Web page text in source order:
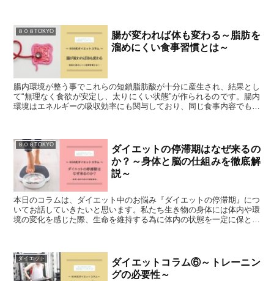
８０８TOKYO
腸が変われば体も変わる～脂肪を
溜めにくい食事習慣とは～
腸内環境が整う事でこれらの短鎖脂肪酸が十分に産生され、結果とし
て“無理なく食欲が安定し、太りにくい状態”が作られるのです。腸内
環境はエネルギーの吸収効率にも関与しており、同じ食事内容でも吸
８０８TOKYO
ダイエットの停滞期はなぜ来るの
か？～身体と脳の仕組みを徹底解
説～
本日のコラムは、ダイエット中のお悩み『ダイエットの停滞期』につ
いてお話していきたいと思います。私たち生き物の身体には体内や環
境の変化を感じた際、生命を維持する為に体内の状態を一定に保とう
ダイエット
ダイエットコラム⑥～トレーニン
グの必要性～